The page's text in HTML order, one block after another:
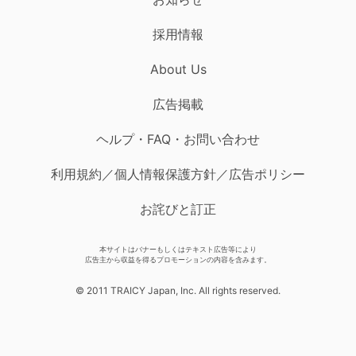
採用情報
About Us
広告掲載
ヘルプ・FAQ・お問い合わせ
利用規約／個人情報保護方針／広告ポリシー
お詫びと訂正
本サイトはバナーもしくはテキスト広告等により
広告主から収益を得るプロモーションの内容を含みます。
© 2011 TRAICY Japan, Inc. All rights reserved.